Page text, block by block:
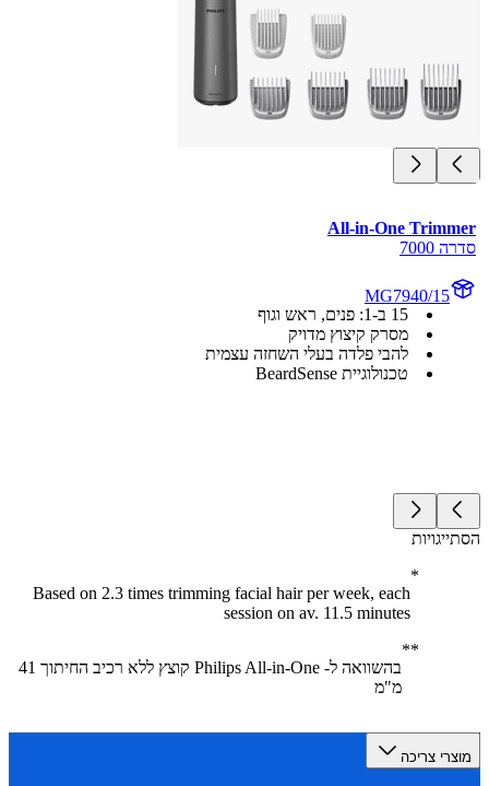
All-in-One
MG7940/15
15 ב-1: פנים, ראש וגוף
מסרק קיצוץ מדויק
להבי פלדה בעלי השחזה עצמית
טכנולוגיית BeardSense
Based on 2.3 times trimming facial hair per week, each
session on av. 11.5 minutes
בהשוואה ל- Philips All-in-One קוצץ ללא רכיב החיתוך 41
צריכה